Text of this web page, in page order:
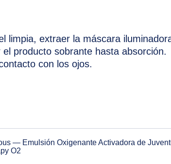
limpia, extraer la máscara
el producto sobrante hasta absorción.
con los ojos.
— Emulsión Oxigenante Activadora de
O2